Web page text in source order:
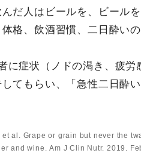
だ人はビールを、ビール
格、飲酒習慣、二日酔いの
に症状（ノドの渇き、疲労
てもらい、「急性二日酔
et al. Grape or grain but never the
and wine. Am J Clin Nutr. 2019.